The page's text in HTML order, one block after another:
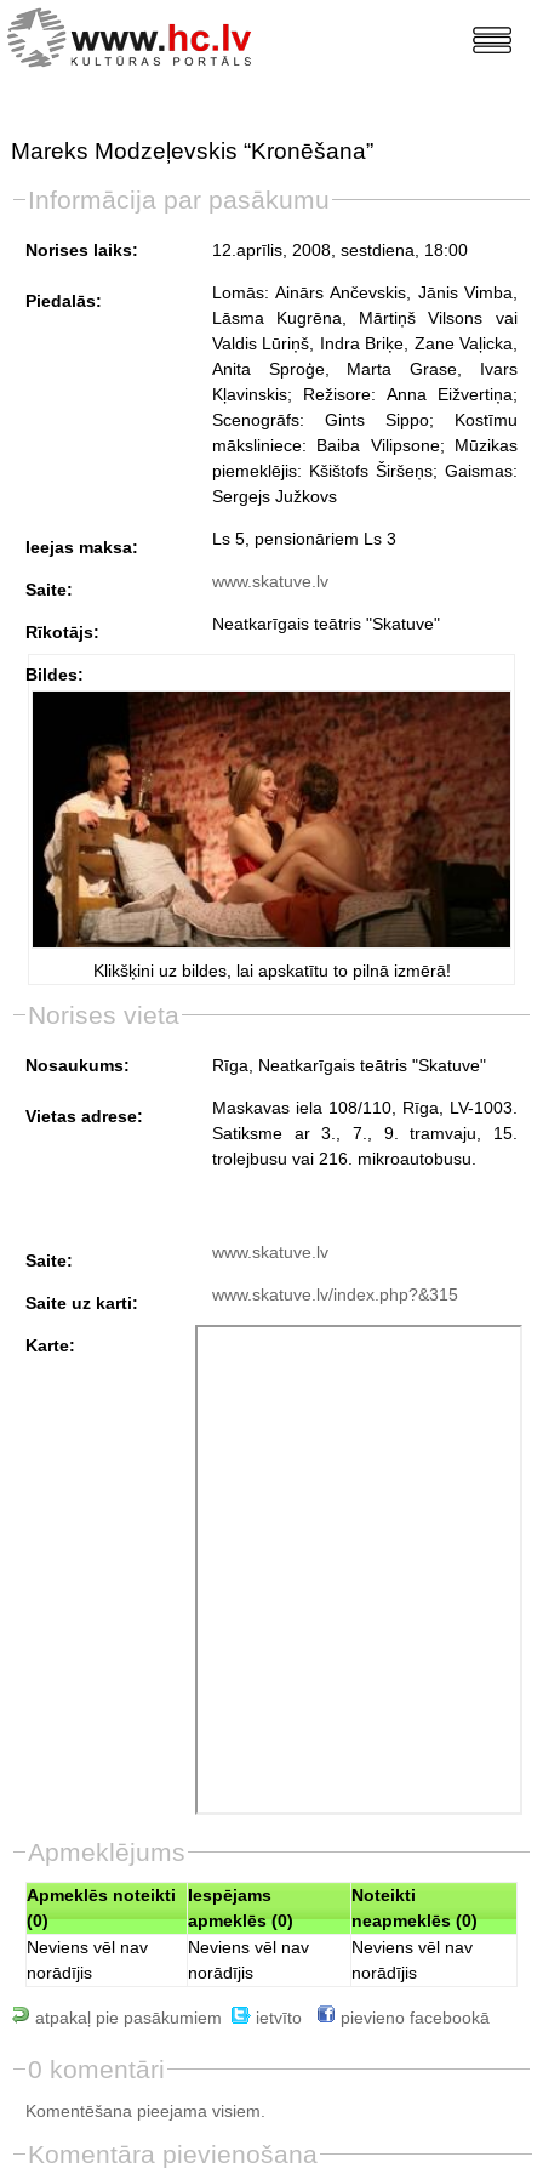
Mareks Modzeļevskis “Kronēšana”
Informācija par pasākumu
Norises laiks: 12.aprīlis, 2008, sestdiena , 18:00
Piedalās:
Lomās: Ainārs Ančevskis, Jānis Vimba,
Lāsma Kugrēna, Mārtiņš Vilsons vai
Valdis Lūriņš, Indra Briķe, Zane Vaļicka,
Anita Sproģe, Marta Grase, Ivars
Kļavinskis; Režisore: Anna Eižvertiņa;
Scenogrāfs: Gints Sippo; Kostīmu
māksliniece: Baiba Vilipsone; Mūzikas
piemeklējis: Kšištofs Širšeņs; Gaismas:
Sergejs Južkovs
Ieejas maksa: Ls 5, pensionāriem Ls 3
Saite: www.skatuve.lv
Rīkotājs: Neatkarīgais teātris "Skatuve"
Bildes:
Klikšķini uz bildes, lai apskatītu to pilnā izmērā!
Norises vieta
Nosaukums: Rīga, Neatkarīgais teātris "Skatuve"
Vietas adrese:
Maskavas iela 108/110, Rīga, LV-1003.
Satiksme ar 3., 7., 9. tramvaju, 15.
trolejbusu vai 216. mikroautobusu.
Saite: www.skatuve.lv
Saite uz karti: www.skatuve.lv/index.php?&315
Karte:
Apmeklējums
Apmeklēs noteikti
(0)
Iespējams
apmeklēs (0)
Noteikti
neapmeklēs (0)
Neviens vēl nav
norādījis
Neviens vēl nav
norādījis
Neviens vēl nav
norādījis
atpakaļ pie pasākumiem ietvīto pievieno facebookā
0 komentāri
Komentēšana pieejama visiem.
Komentāra pievienošana